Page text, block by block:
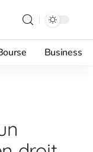
Business